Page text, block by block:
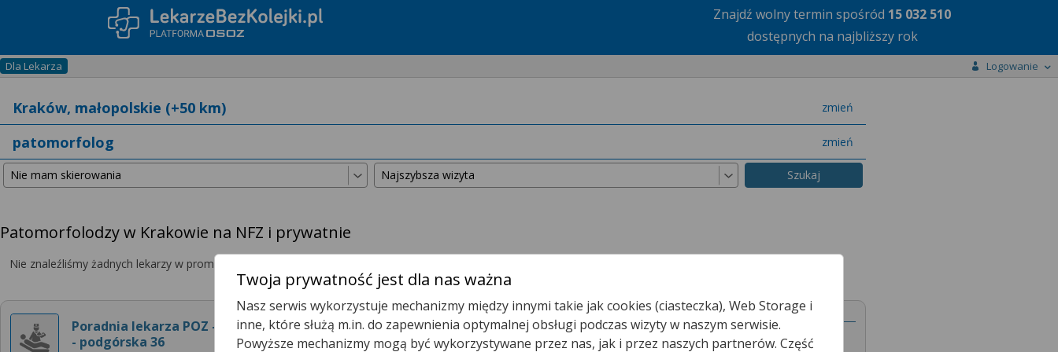
Znajdź wolny termin spośród 15 032 510
dostępnych na najbliższy rok
Dla Lekarza Logowanie
zmień
miasto
zmień
specjalizację
Patomorfolodzy w Krakowie na NFZ i prywatnie
Nie znaleźliśmy żadnych lekarzy w promieniu
Poradnia lekarza POZ - GTC
- podgórska 36
Poradnia (gabinet) Lekarza POZ
Twoja prywatność jest dla nas ważna
Nasz serwis wykorzystuje mechanizmy między innymi takie jak cookies (ciasteczka), Web Storage i
inne, które służą m.in. do zapewnienia optymalnej obsługi podczas wizyty w naszym serwisie.
Powyższe mechanizmy mogą być wykorzystywane przez nas, jak i przez naszych partnerów. Część